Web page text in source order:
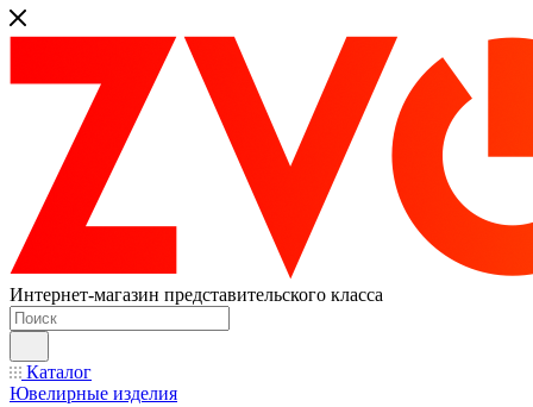
Интернет-магазин представительского класса
Каталог
Ювелирные изделия